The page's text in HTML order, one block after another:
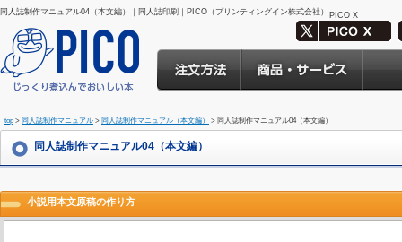
同人誌制作マニュアル04（本文編）｜同人誌印刷｜PICO（プリンティングイン株式会社） PICO X
top > 同人誌制作マニュアル > 同人誌制作マニュアル（本文編） > 同人誌制作マニュアル04（本文編）
同人誌制作マニュアル04（本文編）
小説用本文原稿の作り方